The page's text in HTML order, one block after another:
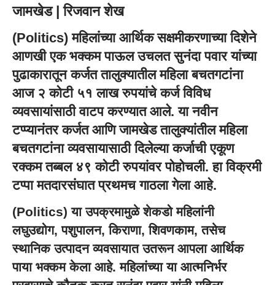
जामखेड | रिजवान शेख
(Politics) महिलांच्या आर्थिक सक्षमीकरणाच्या दिशेने
आणखी एक भक्कम पाऊल उचलत सुनंदा पवार यांच्या
पुढाकारातून कर्जत तालुक्यातील महिला बचतगटांना
आज २ कोटी ५१ लाख रुपयांचे कर्ज विविध
व्यवसायांसाठी वाटप करण्यात आले. या नवीन
टप्प्यानंतर कर्जत आणि जामखेड तालुक्यांतील महिला
बचतगटांना व्यवसायासाठी दिलेल्या कर्जाची एकूण
रक्कम तब्बल ४९ कोटी रुपयांवर पोहोचली. हा विक्रमी
टप्पा मतदारसंघात प्रथमच गाठला गेला आहे.
(Politics) या उपक्रमामुळे शेकडो महिलांनी
लघुउद्योग, पशुपालन, किराणा, शिवणकाम, तसेच
स्थानिक उत्पादन व्यवसायात उतरून आपला आर्थिक
पाया भक्कम केला आहे. महिलांच्या या आत्मनिर्भर